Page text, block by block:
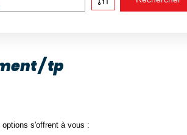
/ tp
s'offrent à vous :